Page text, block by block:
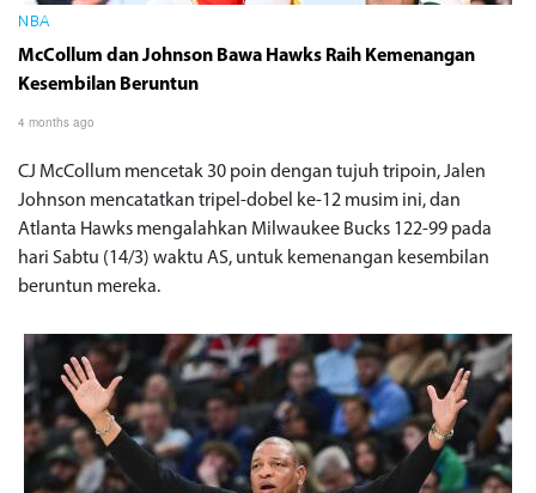
NBA
McCollum dan Johnson Bawa Hawks Raih Kemenangan
Kesembilan Beruntun
4 months ago
CJ McCollum mencetak 30 poin dengan tujuh tripoin, Jalen
Johnson mencatatkan tripel-dobel ke-12 musim ini, dan
Atlanta Hawks mengalahkan Milwaukee Bucks 122-99 pada
hari Sabtu (14/3) waktu AS, untuk kemenangan kesembilan
beruntun mereka.